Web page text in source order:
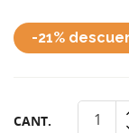
-21%
CANT.